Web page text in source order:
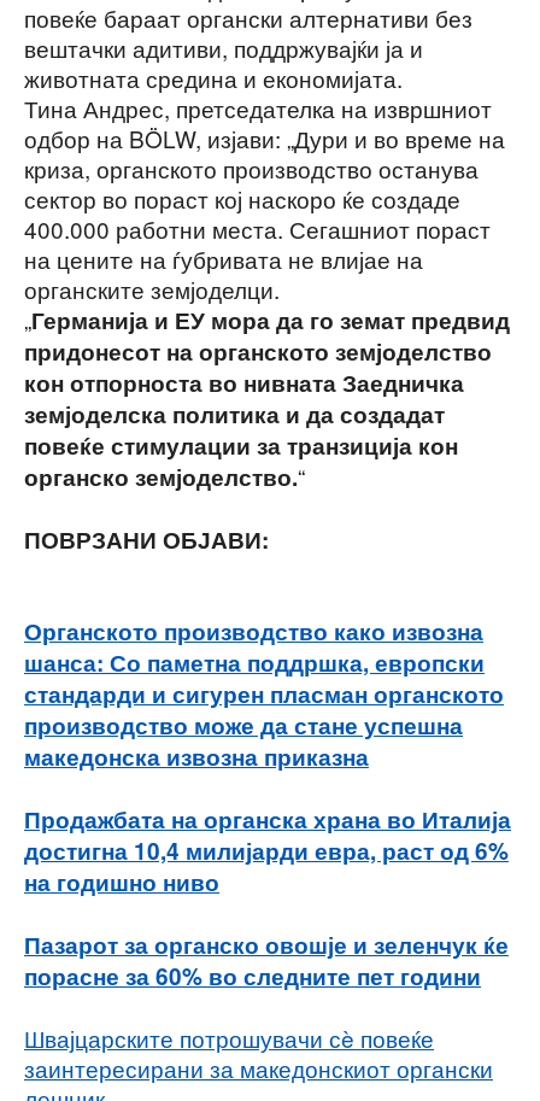
повеќе бараат органски алтернативи без
вештачки адитиви, поддржувајќи ја и
животната средина и економијата.
Тина Андрес, претседателка на извршниот
одбор на BÖLW, изјави: „Дури и во време на
криза, органското производство останува
сектор во пораст кој наскоро ќе создаде
400.000 работни места. Сегашниот пораст
на цените на ѓубривата не влијае на
органските земјоделци.
„Германија и ЕУ мора да го земат предвид
придонесот на органското земјоделство
кон отпорноста во нивната Заедничка
земјоделска политика и да создадат
повеќе стимулации за транзиција кон
органско земјоделство.“
ПОВРЗАНИ ОБЈАВИ:
Органското производство како извозна
шанса: Со паметна поддршка, европски
стандарди и сигурен пласман органското
производство може да стане успешна
македонска извозна приказна
Продажбата на органска храна во Италија
достигна 10,4 милијарди евра, раст од 6%
на годишно ниво
Пазарот за органско овошје и зеленчук ќе
порасне за 60% во следните пет години
Швајцарските потрошувачи сè повеќе
заинтересирани за македонскиот органски